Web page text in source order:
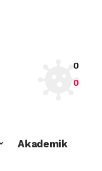
0
0
Akademik